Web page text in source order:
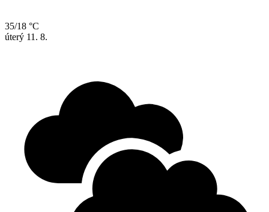
35/18 °C
úterý 11. 8.